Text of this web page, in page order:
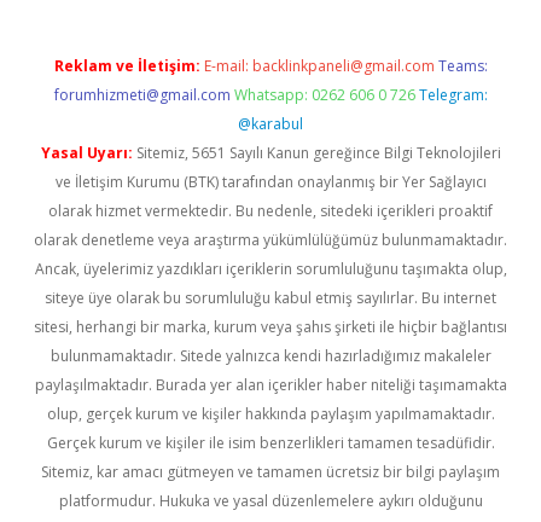
Reklam ve İletişim: E-mail: backlinkpaneli@gmail.com Teams:
forumhizmeti@gmail.com Whatsapp: 0262 606 0 726 Telegram:
@karabul
Yasal Uyarı: Sitemiz, 5651 Sayılı Kanun gereğince Bilgi Teknolojileri
ve İletişim Kurumu (BTK) tarafından onaylanmış bir Yer Sağlayıcı
olarak hizmet vermektedir. Bu nedenle, sitedeki içerikleri proaktif
olarak denetleme veya araştırma yükümlülüğümüz bulunmamaktadır.
Ancak, üyelerimiz yazdıkları içeriklerin sorumluluğunu taşımakta olup,
siteye üye olarak bu sorumluluğu kabul etmiş sayılırlar. Bu internet
sitesi, herhangi bir marka, kurum veya şahıs şirketi ile hiçbir bağlantısı
bulunmamaktadır. Sitede yalnızca kendi hazırladığımız makaleler
paylaşılmaktadır. Burada yer alan içerikler haber niteliği taşımamakta
olup, gerçek kurum ve kişiler hakkında paylaşım yapılmamaktadır.
Gerçek kurum ve kişiler ile isim benzerlikleri tamamen tesadüfidir.
Sitemiz, kar amacı gütmeyen ve tamamen ücretsiz bir bilgi paylaşım
platformudur. Hukuka ve yasal düzenlemelere aykırı olduğunu